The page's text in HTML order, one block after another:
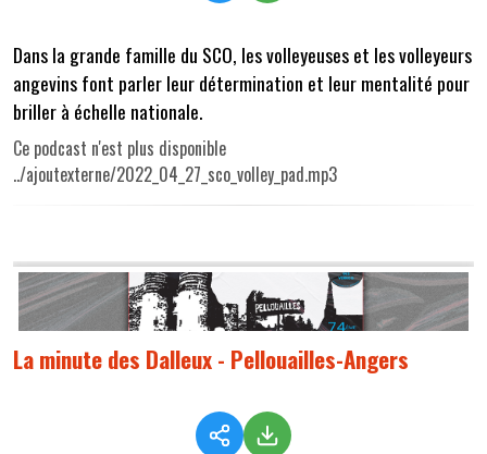
Dans la grande famille du SCO, les volleyeuses et les volleyeurs
angevins font parler leur détermination et leur mentalité pour
briller à échelle nationale.
Ce podcast n'est plus disponible
../ajoutexterne/2022_04_27_sco_volley_pad.mp3
La minute des Dalleux - Pellouailles-Angers